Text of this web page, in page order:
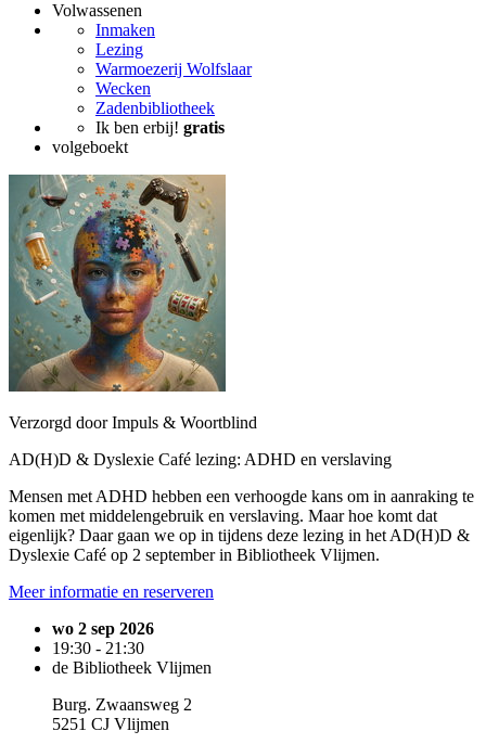
Volwassenen
Inmaken
Lezing
Warmoezerij Wolfslaar
Wecken
Zadenbibliotheek
Ik ben erbij! gratis
volgeboekt
Verzorgd door Impuls & Woortblind
AD(H)D & Dyslexie Café lezing: ADHD en verslaving
Mensen met ADHD hebben een verhoogde kans om in aanraking te
komen met middelengebruik en verslaving. Maar hoe komt dat
eigenlijk? Daar gaan we op in tijdens deze lezing in het AD(H)D &
Dyslexie Café op 2 september in Bibliotheek Vlijmen.
Meer informatie en reserveren
wo 2 sep 2026
19:30 - 21:30
de Bibliotheek Vlijmen
Burg. Zwaansweg 2
5251 CJ Vlijmen